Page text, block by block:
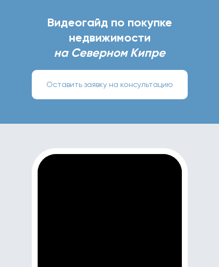
Видеогайд по покупке
недвижимости
на Северном Кипре
Оставить заявку на консультацию